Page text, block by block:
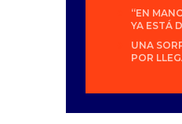
“EN
YA ESTÁ
UNA
POR